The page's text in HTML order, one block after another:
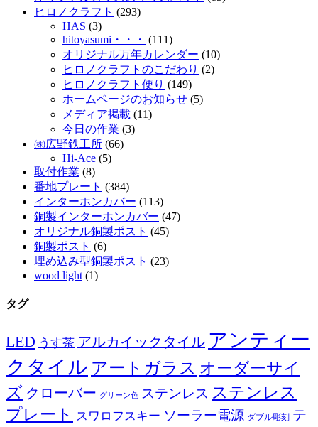
ヒロノクラフト (293)
HAS (3)
hitoyasumi・・・ (111)
オリジナル万年カレンダー (10)
ヒロノクラフトのこだわり (2)
ヒロノクラフト便り (149)
ホームページのお知らせ (5)
メディア掲載 (11)
今日の作業 (3)
㈱広野鉄工所 (66)
Hi-Ace (5)
取付作業 (8)
番地プレート (384)
インターホンカバー (113)
銅製インターホンカバー (47)
オリジナル銅製ポスト (45)
銅製ポスト (6)
埋め込み型銅製ポスト (23)
wood light (1)
タグ
LED うす茶 アルカイックタイル アンティー
クタイル アートガラス オーダーサイ
ズ クローバー グリーン色 ステンレス ステンレス
プレート スワロフスキー ソーラー電源 ダブル彫刻 テ